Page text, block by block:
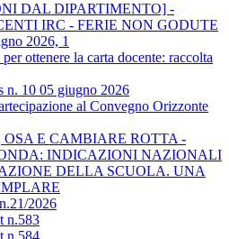
DAL DIPARTIMENTO] -
IRC - FERIE NON GODUTE
2026, 1
ottenere la carta docente: raccolta
n. 10 05 giugno 2026
al Convegno Orizzonte
E CAMBIARE ROTTA -
INDICAZIONI NAZIONALI
DELLA SCUOLA. UNA
2026
n.583